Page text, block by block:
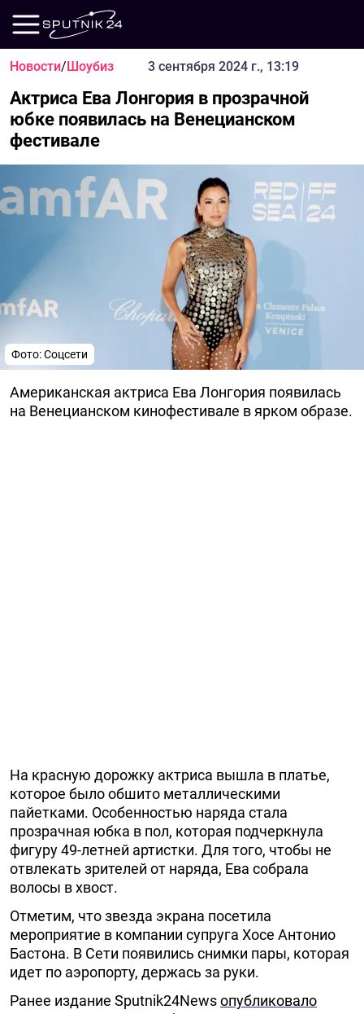
Новости/Шоубиз 3 сентября 2024 г., 13:19
Актриса Ева Лонгория в прозрачной
юбке появилась на Венецианском
фестивале
Фото: Соцсети
Американская актриса Ева Лонгория появилась
на Венецианском кинофестивале в ярком образе.
На красную дорожку актриса вышла в платье,
которое было обшито металлическими
пайетками. Особенностью наряда стала
прозрачная юбка в пол, которая подчеркнула
фигуру 49-летней артистки. Для того, чтобы не
отвлекать зрителей от наряда, Ева собрала
волосы в хвост.
Отметим, что звезда экрана посетила
мероприятие в компании супруга Хосе Антонио
Бастона. В Сети появились снимки пары, которая
идет по аэропорту, держась за руки.
Ранее издание Sputnik24Newsопубликовало